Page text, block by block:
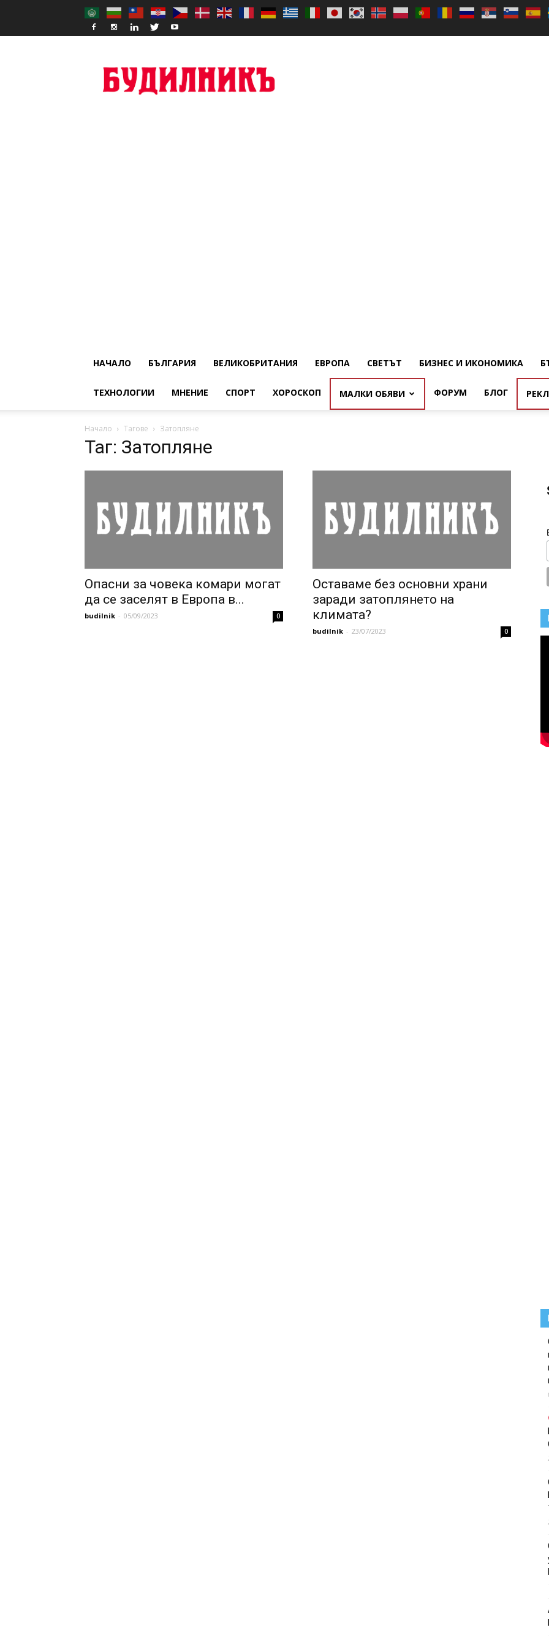
НАЧАЛО БЪЛГАРИЯ ВЕЛИКОБРИТАНИЯ ЕВРОПА СВЕТЪТ БИЗНЕС И ИКОНОМИКА
ТЕХНОЛОГИИ МНЕНИЕ СПОРТ ХОРОСКОП МАЛКИ ОБЯВИ ФОРУМ БЛОГ
Начало Тагове Затопляне
Таг: Затопляне
Опасни за човека комари могат
да се заселят в Европа в...
budilnik - 05/09/2023 0
Оставаме без основни храни
заради затоплянето на
климата?
budilnik - 23/07/2023 0